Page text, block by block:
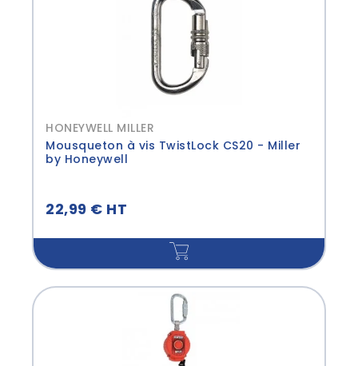
HONEYWELL MILLER
Mousqueton à vis TwistLock CS20 - Miller
by Honeywell
22,99 € HT